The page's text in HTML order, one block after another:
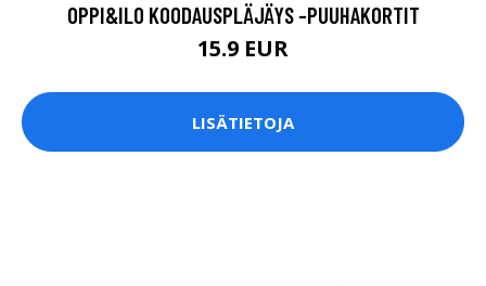
OPPI&ILO KOODAUSPLÄJÄYS -PUUHAKORTIT
15.9 EUR
LISÄTIETOJA